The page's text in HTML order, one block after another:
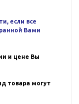
если все
Вами
и цене Вы
товара могут